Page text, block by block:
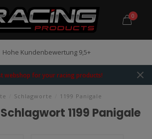
0
Hohe Kundenbewertung 9,5+
webshop for your racing products!
Schlagworte 1199 Panigale
1199 Panigale